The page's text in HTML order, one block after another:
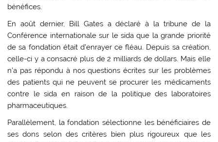
bénéfices.
En août dernier, Bill Gates a déclaré à la tribune de la
Conférence internationale sur le sida que la grande priorité
de sa fondation était d’enrayer ce fléau. Depuis sa création,
celle-ci y a consacré plus de 2 milliards de dollars. Mais elle
n’a pas répondu à nos questions écrites sur les problèmes
des patients qui ne peuvent se procurer les médicaments
contre le sida en raison de la politique des laboratoires
pharmaceutiques.
Parallèlement, la fondation sélectionne les bénéficiaires de
ses dons selon des critères bien plus rigoureux que les